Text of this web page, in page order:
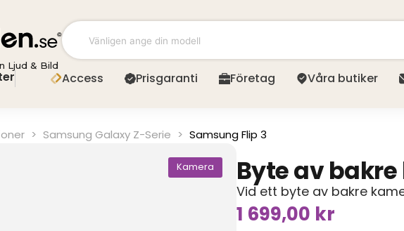
Ljud & Bild
Access Prisgaranti Företag Våra butiker
> Samsung Galaxy Z-Serie > Samsung Flip 3
Kamera Byte av
Vid ett byte av bakre
1 699,00 kr